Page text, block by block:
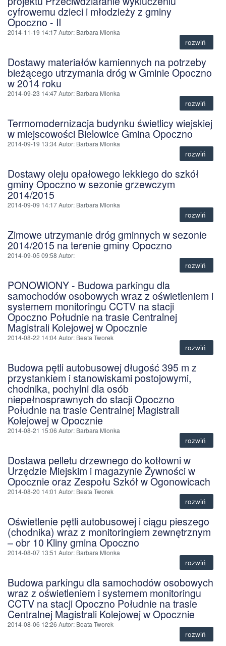
cyfrowemu dzieci i młodzieży z gminy
Opoczno - II
2014-11-19 14:17Autor: Barbara Mlonka
rozwiń
Dostawy materiałów kamiennych na potrzeby
bieżącego utrzymania dróg w Gminie Opoczno
w 2014 roku
2014-09-23 14:47Autor: Barbara Mlonka
rozwiń
Termomodernizacja budynku świetlicy wiejskiej
w miejscowości Bielowice Gmina Opoczno
2014-09-19 13:34Autor: Barbara Mlonka
rozwiń
Dostawy oleju opałowego lekkiego do szkół
gminy Opoczno w sezonie grzewczym
2014/2015
2014-09-09 14:17Autor: Barbara Mlonka
rozwiń
Zimowe utrzymanie dróg gminnych w sezonie
2014/2015 na terenie gminy Opoczno
2014-09-05 09:58 Autor:
rozwiń
PONOWIONY - Budowa parkingu dla
samochodów osobowych wraz z oświetleniem i
systemem monitoringu CCTV na stacji
Opoczno Południe na trasie Centralnej
Magistrali Kolejowej w Opocznie
2014-08-22 14:04Autor: Beata Tworek
rozwiń
Budowa pętli autobusowej długość 395 m z
przystankiem i stanowiskami postojowymi,
chodnika, pochylni dla osób
niepełnosprawnych do stacji Opoczno
Południe na trasie Centralnej Magistrali
Kolejowej w Opocznie
2014-08-21 15:06 Autor: Barbara Mlonka
rozwiń
Dostawa pelletu drzewnego do kotłowni w
Urzędzie Miejskim i magazynie Żywności w
Opocznie oraz Zespołu Szkół w Ogonowicach
2014-08-20 14:01 Autor: Beata Tworek
rozwiń
Oświetlenie pętli autobusowej i ciągu pieszego
(chodnika) wraz z monitoringiem zewnętrznym
– obr 10 Kliny gmina Opoczno
2014-08-07 13:51 Autor: Barbara Mlonka
rozwiń
Budowa parkingu dla samochodów osobowych
wraz z oświetleniem i systemem monitoringu
CCTV na stacji Opoczno Południe na trasie
Centralnej Magistrali Kolejowej w Opocznie
2014-08-06 12:26 Autor: Beata Tworek
rozwiń